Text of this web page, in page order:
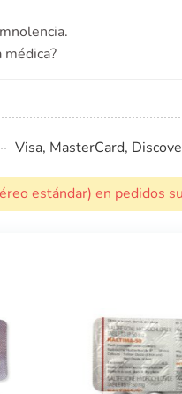
Visa, MasterCard,
estándar) en pedidos